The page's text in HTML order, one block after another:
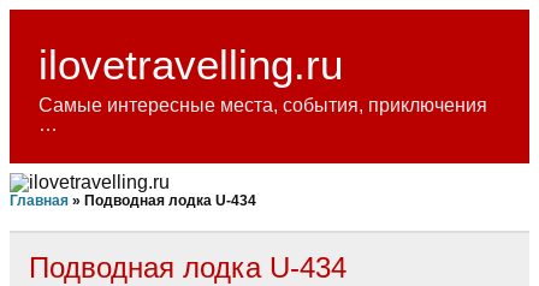
Skip
contentilovetravelling.ru
Самые интересные места, события, приключения
…
Главная » Подводная лодка U-434
Подводная лодка U-434